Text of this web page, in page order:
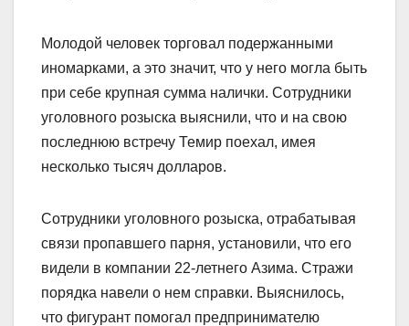
Молодой человек торговал подержанными
иномарками, а это значит, что у него могла быть
при себе крупная сумма налички. Сотрудники
уголовного розыска выяснили, что и на свою
последнюю встречу Темир поехал, имея
несколько тысяч долларов.
Сотрудники уголовного розыска, отрабатывая
связи пропавшего парня, установили, что его
видели в компании 22-летнего Азима. Стражи
порядка навели о нем справки. Выяснилось,
что фигурант помогал предпринимателю